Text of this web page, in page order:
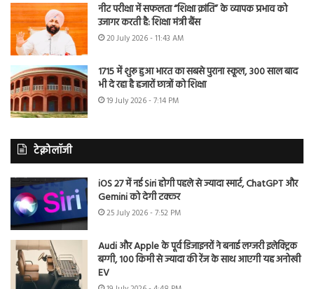
नीट परीक्षा में सफलता “शिक्षा क्रांति” के व्यापक प्रभाव को
उजागर करती है: शिक्षा मंत्री बैंस
20 July 2026 - 11:43 AM
1715 में शुरू हुआ भारत का सबसे पुराना स्कूल, 300 साल बाद
भी दे रहा है हजारों छात्रों को शिक्षा
19 July 2026 - 7:14 PM
टेक्नोलॉजी
iOS 27 में नई Siri होगी पहले से ज्यादा स्मार्ट, ChatGPT और
Gemini को देगी टक्कर
25 July 2026 - 7:52 PM
Audi और Apple के पूर्व डिजाइनरों ने बनाई लग्जरी इलेक्ट्रिक
बग्गी, 100 किमी से ज्यादा की रेंज के साथ आएगी यह अनोखी
EV